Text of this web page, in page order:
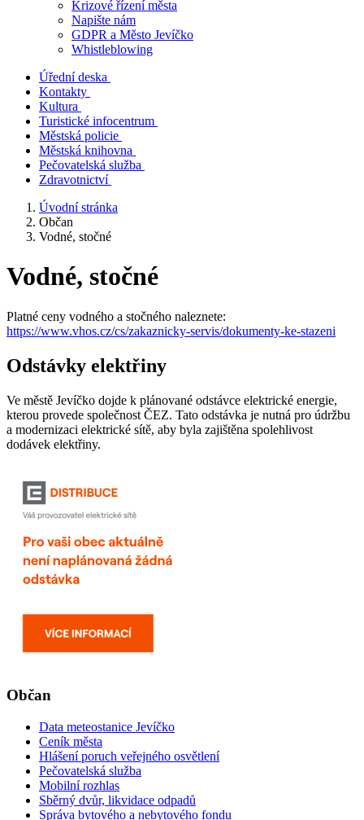
Krizové řízení města
Napište nám
GDPR a Město Jevíčko
Whistleblowing
Úřední deska
Kontakty
Kultura
Turistické infocentrum
Městská policie
Městská knihovna
Pečovatelská služba
Zdravotnictví
Úvodní stránka
Občan
Vodné, stočné
Vodné, stočné
Platné ceny vodného a stočného naleznete:
https://www.vhos.cz/cs/zakaznicky-servis/dokumenty-ke-stazeni
Odstávky elektřiny
Ve městě Jevíčko dojde k plánované odstávce elektrické energie,
kterou provede společnost ČEZ. Tato odstávka je nutná pro údržbu
a modernizaci elektrické sítě, aby byla zajištěna spolehlivost
dodávek elektřiny.
Občan
Data meteostanice Jevíčko
Ceník města
Hlášení poruch veřejného osvětlení
Pečovatelská služba
Mobilní rozhlas
Sběrný dvůr, likvidace odpadů
Správa bytového a nebytového fondu